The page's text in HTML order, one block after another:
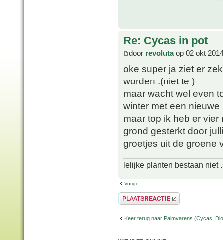
Re: Cycas in pot
door revolutaop 02 okt
oke super ja ziet er
worden .(niet te )
maar wacht wel even
winter met een
maar top ik heb er
grond gesterkt door
groetjes uit de groene
lelijke planten bestaan niet
Vorige
Plaats een reactie
Keer terug naar Palmvarens (Cycas,